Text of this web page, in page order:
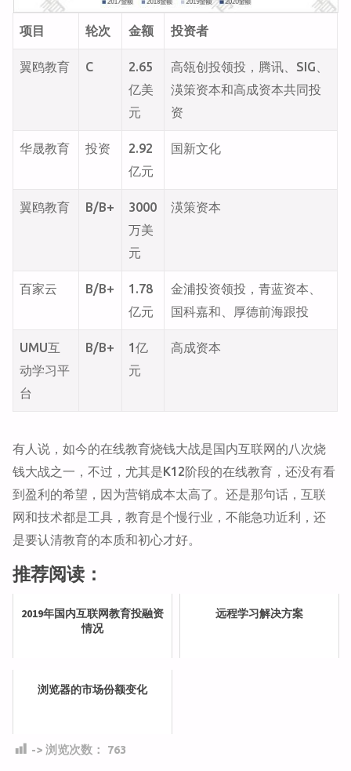
项目 轮次 金额 投资者
翼鸥教育 C
2.65
亿美
元
高瓴创投领投，腾讯、SIG、
渶策资本和高成资本共同投
资
华晟教育 投资
2.92
亿元
国新文化
翼鸥教育 B/B+
3000
万美
元
渶策资本
百家云 B/B+
1.78
亿元
金浦投资领投，青蓝资本、
国科嘉和、厚德前海跟投
UMU互
动学习平
台
B/B+
1亿
元
高成资本
有人说，如今的在线教育烧钱大战是国内互联网的八次烧
钱大战之一，不过，尤其是K12阶段的在线教育，还没有看
到盈利的希望，因为营销成本太高了。还是那句话，互联
网和技术都是工具，教育是个慢行业，不能急功近利，还
是要认清教育的本质和初心才好。
推荐阅读：
2019年国内互联网教育投融资
情况
远程学习解决方案
浏览器的市场份额变化
-> 浏览次数： 763